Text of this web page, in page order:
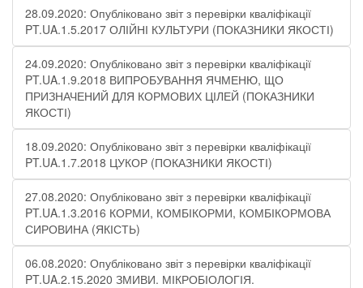
28.09.2020: Опубліковано звіт з перевірки кваліфікації
PT.UA.1.5.2017 ОЛІЙНІ КУЛЬТУРИ (ПОКАЗНИКИ ЯКОСТІ)
24.09.2020: Опубліковано звіт з перевірки кваліфікації
PT.UA.1.9.2018 ВИПРОБУВАННЯ ЯЧМЕНЮ, ЩО
ПРИЗНАЧЕНИЙ ДЛЯ КОРМОВИХ ЦІЛЕЙ (ПОКАЗНИКИ
ЯКОСТІ)
18.09.2020: Опубліковано звіт з перевірки кваліфікації
PT.UA.1.7.2018 ЦУКОР (ПОКАЗНИКИ ЯКОСТІ)
27.08.2020: Опубліковано звіт з перевірки кваліфікації
PT.UA.1.3.2016 КОРМИ, КОМБІКОРМИ, КОМБІКОРМОВА
СИРОВИНА (ЯКІСТЬ)
06.08.2020: Опубліковано звіт з перевірки кваліфікації
PT.UA.2.15.2020 ЗМИВИ. МІКРОБІОЛОГІЯ.